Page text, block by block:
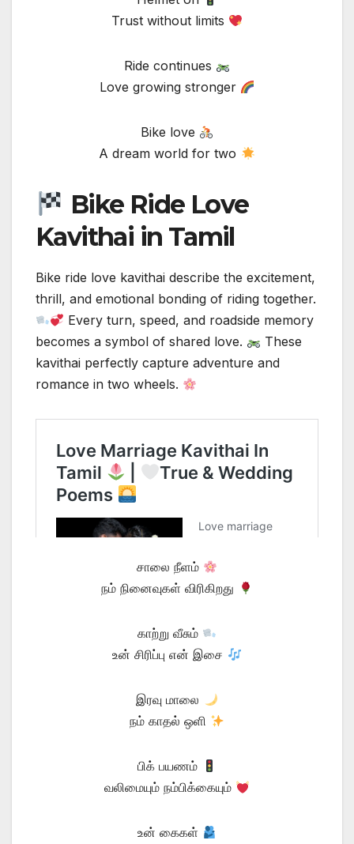
Trust without limits
Ride continues
Love growing stronger
Bike love
A dream world for two
Bike Ride Love
Kavithai in Tamil
Bike ride love kavithai describe the excitement,
thrill, and emotional bonding of riding together.
Every turn, speed, and roadside memory
becomes a symbol of shared love.
These
kavithai perfectly capture adventure and
romance in two wheels.
சாலை நீளம்
நம் நினைவுகள் விரிகிறது
காற்று வீசும்
உன் சிரிப்பு என் இசை
இரவு மாலை
நம் காதல் ஒளி
பிக் பயணம்
வலிமையும் நம்பிக்கையும்
உன் கைகள்